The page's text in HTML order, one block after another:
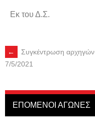
Εκ του Δ.Σ.
←
Συγκέντρωση αρχηγών
7/5/2021
ΕΠΟΜΕΝΟΙ ΑΓΩΝΕΣ